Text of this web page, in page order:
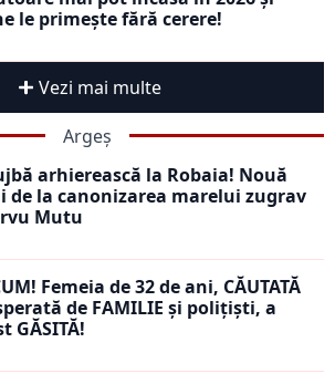
le primește fără cerere!
Vezi mai multe
Argeș
arhierească la Robaia! Nouă
de la canonizarea marelui zugrav
Mutu
Femeia de 32 de ani, CĂUTATĂ
de FAMILIE și polițiști, a
GĂSITĂ!